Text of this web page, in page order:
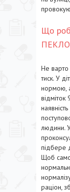
Що
Не варто
тиск. У
нормою,
людини.
підбере
Щоб
раціон,